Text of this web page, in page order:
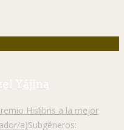
Yájina
Hislibris a la mejor
a)Subgéneros: